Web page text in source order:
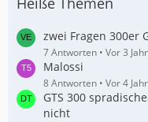
zwei Fragen 300er
7 Antworten Vor 3
Malossi
8 Antworten Vor 4
GTS 300
nicht